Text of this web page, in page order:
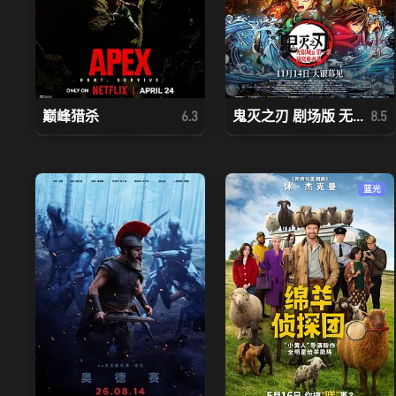
巅峰猎杀 6.3 鬼灭之刃 剧场版 无... 8.5
蓝光